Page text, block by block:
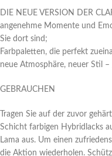
DIE NEUE VERSION DER
angenehme Momente und
Sie dort sind;
Farbpaletten, die perfekt
neue Atmosphäre, neuer Stil –
GEBRAUCHEN
Tragen Sie auf der zuvor
Schicht farbigen Hybridlacks
Lama aus. Um einen
die Aktion wiederholen.